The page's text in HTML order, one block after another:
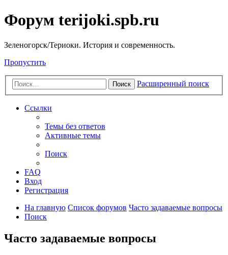
Форум terijoki.spb.ru
Зеленогорск/Териоки. История и современность.
Пропустить
Поиск Расширенный поиск
Ссылки
Темы без ответов
Активные темы
Поиск
FAQ
Вход
Регистрация
На главную Список форумов Часто задаваемые вопросы
Поиск
Часто задаваемые вопросы